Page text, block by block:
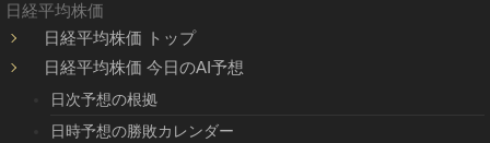
日経平均株価
日経平均株価 トップ
日経平均株価 今日のAI予想
日次予想の根拠
日時予想の勝敗カレンダー